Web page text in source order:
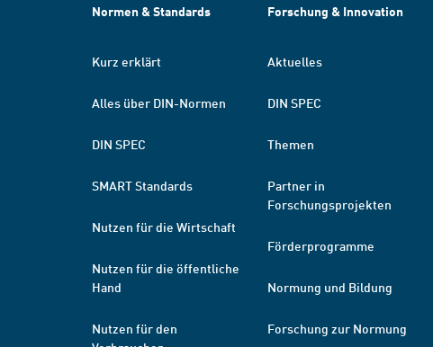
Normen & Standards
Kurz erklärt
Alles über DIN-Normen
DIN SPEC
SMART Standards
Nutzen für die Wirtschaft
Nutzen für die öffentliche
Hand
Nutzen für den
Forschung & Innovation
Aktuelles
DIN SPEC
Themen
Partner in
Forschungsprojekten
Förderprogramme
Normung und Bildung
Forschung zur Normung